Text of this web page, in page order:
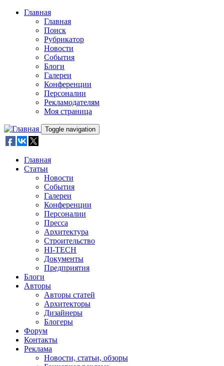
Skip to main content
Главная
Главная
Поиск
Рубрикатор
Новости
События
Блоги
Галереи
Конференции
Персоналии
Рекламодателям
Моя страница
Toggle navigation
Главная
Статьи
Новости
События
Галереи
Конференции
Персоналии
Пресса
Архитектура
Строительство
HI-TECH
Документы
Предприятия
Блоги
Авторы
Авторы статей
Архитекторы
Дизайнеры
Блогеры
Форум
Контакты
Реклама
Новости, статьи, обзоры